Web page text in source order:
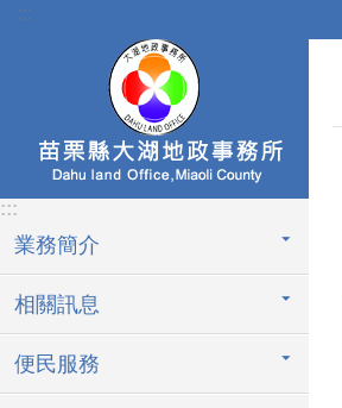
跳到主要內容區塊
:::
:::
業務簡介
相關訊息
便民服務